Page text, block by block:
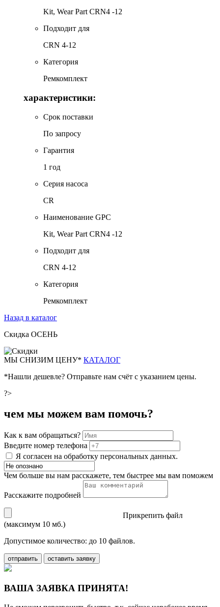
Kit, Wear Part CRN4 -12
Подходит для
CRN 4-12
Категория
Ремкомплект
характеристики:
Срок поставки
По запросу
Гарантия
1 год
Серия насоса
CR
Наименование GPC
Kit, Wear Part CRN4 -12
Подходит для
CRN 4-12
Категория
Ремкомплект
Назад в каталог
Скидка ОСЕНЬ
МЫ СНИЗИМ ЦЕНУ* КАТАЛОГ
*Нашли дешевле? Отправьте нам счёт с указанием цены.
?>
чем мы можем вам помочь?
Как к вам обращаться?
Введите номер телефона
Я согласен на обработку персональных данных.
Чем больше вы нам расскажете, тем быстрее мы вам поможем
Расскажите подробней
Прикрепить файл
(максимум 10 мб.)
Допустимое количество: до 10 файлов.
отправить оставить заявку
ВАША ЗАЯВКА ПРИНЯТА!